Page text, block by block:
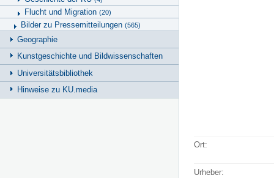
Flucht und Migration (20)
Bilder zu Pressemitteilungen (565)
Geographie
Kunstgeschichte und Bildwissenschaften
Universitätsbibliothek
Hinweise zu KU.media
Ort:
Urheber: